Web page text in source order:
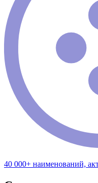
40 000+ наименований,